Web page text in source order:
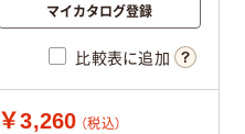
マイカタログ登録
比較表に追加
￥3,260 （税込）